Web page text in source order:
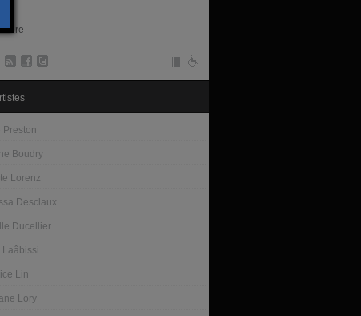
libre
Preston
Boudry
Lorenz
Desclaux
Ducellier
Laâbissi
Lin
Lory